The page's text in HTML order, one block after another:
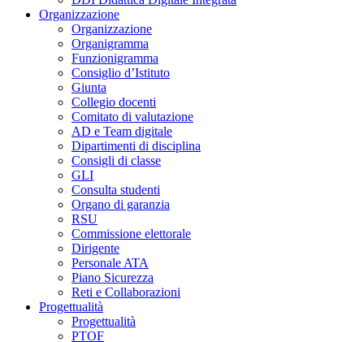
Organizzazione
Organizzazione
Organigramma
Funzionigramma
Consiglio d’Istituto
Giunta
Collegio docenti
Comitato di valutazione
AD e Team digitale
Dipartimenti di disciplina
Consigli di classe
GLI
Consulta studenti
Organo di garanzia
RSU
Commissione elettorale
Dirigente
Personale ATA
Piano Sicurezza
Reti e Collaborazioni
Progettualità
Progettualità
PTOF